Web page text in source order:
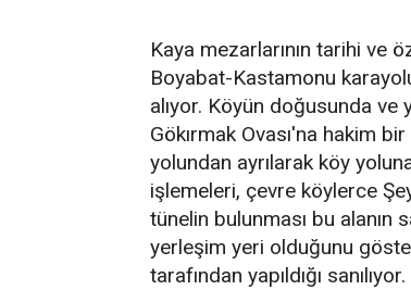
Kaya mezarlarının tarihi ve
Boyabat-Kastamonu
alıyor. Köyün doğusunda
Gökırmak Ovası'na hakim
yolundan ayrılarak köy
işlemeleri, çevre köylerce
tünelin bulunması bu alanın
yerleşim yeri olduğunu
tarafından yapıldığı